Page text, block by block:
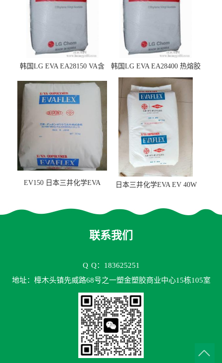
韩国LG EVA EA28150 VA含
韩国LG EVA EA28400 热熔胶
级 VA含量28 熔指400
EV150 日本三井化学EVA
日本三井化学EVA EV 40W
联系我们
Q Q：183625251
地址：樟木头镇先威路68号之一塑金塑胶商业中心15栋105室